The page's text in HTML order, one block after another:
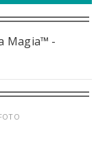
Magia™ -